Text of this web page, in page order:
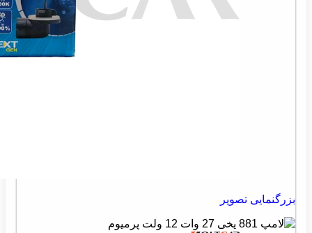
بزرگنمایی تصویر